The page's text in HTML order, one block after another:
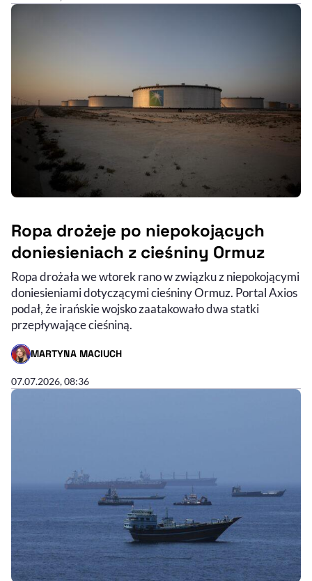
Ropa drożeje po niepokojących
doniesieniach z cieśniny Ormuz
Ropa drożała we wtorek rano w związku z niepokojącymi
doniesieniami dotyczącymi cieśniny Ormuz. Portal Axios
podał, że irańskie wojsko zaatakowało dwa statki
przepływające cieśniną.
MARTYNA MACIUCH
- AUTOR ARTYKUŁU - PROFIL
07.07.2026, 08:36